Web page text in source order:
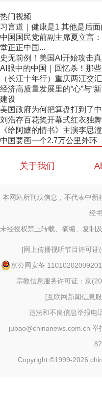
热门视频
习言道｜健康是1 其他是后
中国国民党前副主席夏立言
堂正正中国...
史无前例！美国AI开始攻击
AI眼中的中国｜回忆杀！那
（长江十年行）重庆两江交
经济高质量发展里的“心”与“
建设
美国政府为何把算盘打到了
刘浩存百花奖开幕式红衣独舞
《给阿嬷的情书》主演李思
中国要画一个2.7万公里外环
关于我们
本网站所刊载信息，不代表中新
经
未经授权禁止转载、摘编、复制
[网上传播视听节目许可证
京公网安备
宗教信息服务许可证：京
[互联网新闻信息
违法和不良信息举报电
jubao@chinanews.com.cn 举
Copyright ©1999-2026